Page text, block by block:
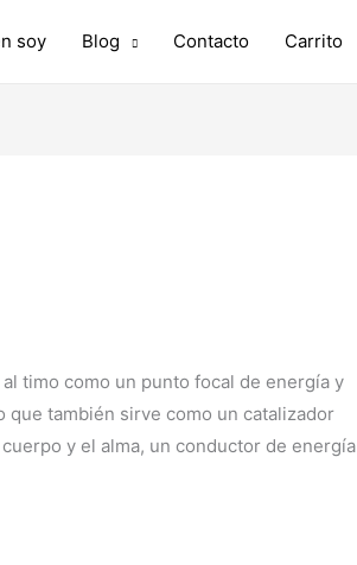
soy Blog Contacto Carrito
timo como un punto focal de energía y
también sirve como un catalizador
y el alma, un conductor de energía